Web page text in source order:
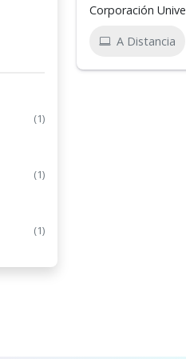
(1)
(1)
(1)
Corporación
A Distancia